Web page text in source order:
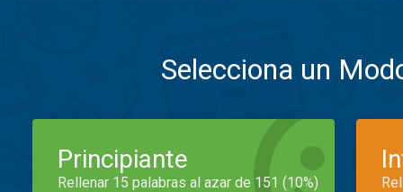
Selecciona un
Principiante
Rellenar 15 palabras al azar de 151 (10%)